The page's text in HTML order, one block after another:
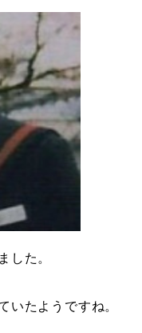
した。
いたようですね。